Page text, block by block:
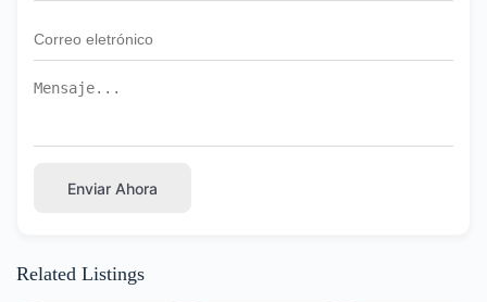
Enviar Ahora
Related Listings